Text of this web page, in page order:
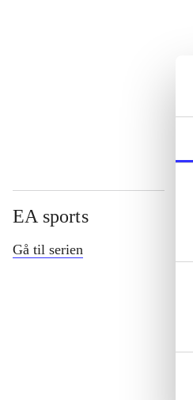
EA sports
Gå til serien